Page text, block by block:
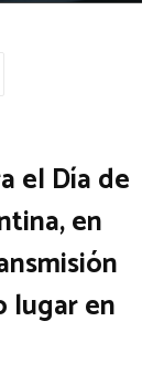
el Día de
en
lugar en